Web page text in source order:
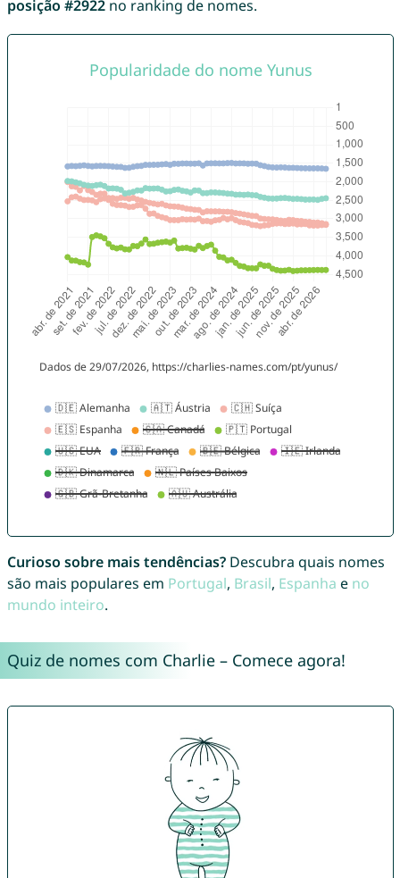
posição #2922no ranking de nomes.
Curioso sobre mais tendências?Descubra quais nomes
são mais populares em Portugal, Brasil, Espanha e no
mundo inteiro.
Quiz de nomes com Charlie – Comece agora!